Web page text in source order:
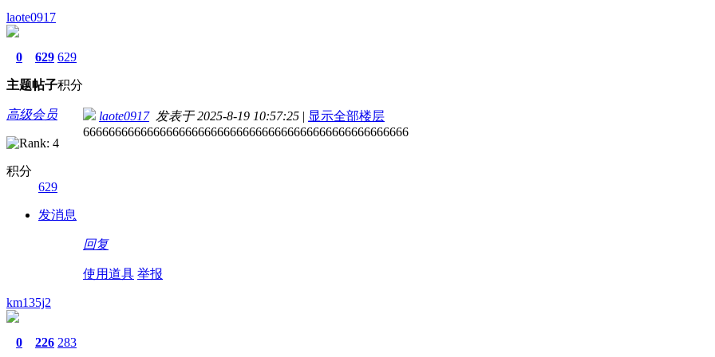
laote0917
0
主题
629
帖子
629
积分
高级会员
积分
629
发消息
laote0917发表于 2025-8-19 10:57:25 | 显示全部楼层
666666666666666666666666666666666666666666666666666
回复
使用道具 举报
km135j2
0 226 283